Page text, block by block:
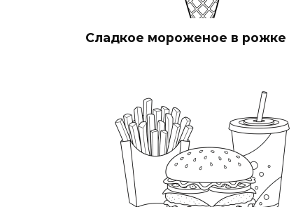
Сладкое мороженое в рожке